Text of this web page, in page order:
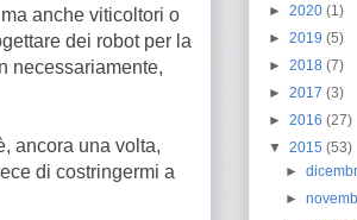
anche viticoltori o
dei robot per la
necessariamente,
ancora una volta,
di costringermi a
► 2020 (1)
► 2019 (5)
► 2018 (7)
► 2017 (3)
► 2016 (27)
▼ 2015 (53)
►
►